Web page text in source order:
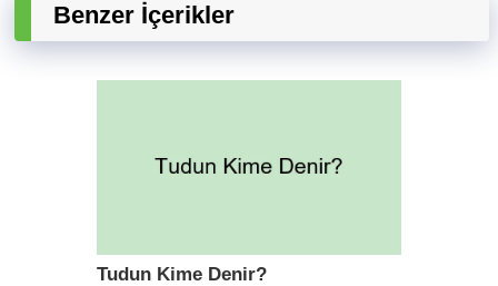
Benzer İçerikler
Tudun Kime Denir?